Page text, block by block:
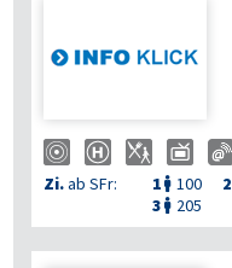
Zi.ab SFr: 1  100 2
3  205